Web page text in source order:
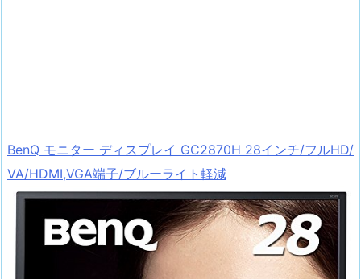
BenQ モニター ディスプレイ GC2870H 28インチ/フルHD/
VA/HDMI,VGA端子/ブルーライト軽減